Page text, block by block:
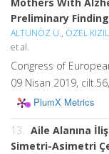
Preliminary
ALTUNÖZ U., ÖZEL
et al.
Congress of
09 Nisan 2019,
PlumX Metrics
13. Aile Alanına
Simetri-Asimetri